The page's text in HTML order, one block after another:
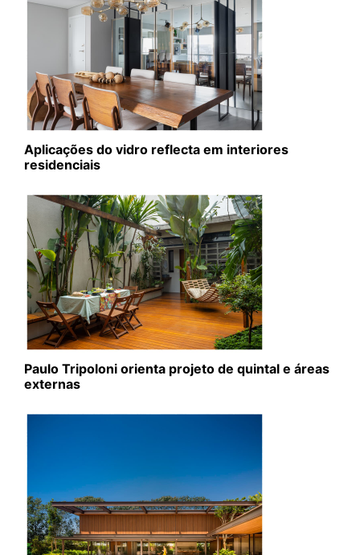
Aplicações do vidro reflecta em interiores
residenciais
Paulo Tripoloni orienta projeto de quintal e áreas
externas